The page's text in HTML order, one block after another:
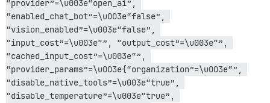
“provider”=\u003e“open_ai”,
“enabled_chat_bot”=\u003e“false”,
“vision_enabled”=\u003e“false”,
“input_cost”=\u003e“”, “output_cost”=\u003e“”,
“cached_input_cost”=\u003e“”,
“provider_params”=\u003e{“organization”=\u003e“”,
“disable_native_tools”=\u003e“true”,
“disable_temperature”=\u003e“true”,